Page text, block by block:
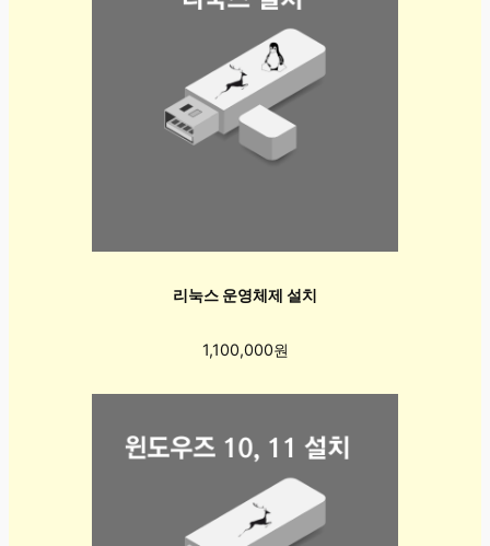
리눅스 운영체제 설치
1,100,000원